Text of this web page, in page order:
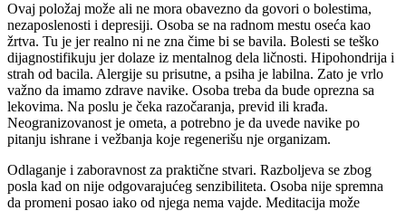
Ovaj položaj može ali ne mora obavezno da govori o bolestima,
nezaposlenosti i depresiji. Osoba se na radnom mestu oseća kao
žrtva. Tu je jer realno ni ne zna čime bi se bavila. Bolesti se teško
dijagnostifikuju jer dolaze iz mentalnog dela ličnosti. Hipohondrija i
strah od bacila. Alergije su prisutne, a psiha je labilna. Zato je vrlo
važno da imamo zdrave navike. Osoba treba da bude oprezna sa
lekovima. Na poslu je čeka razočaranja, previd ili krađa.
Neogranizovanost je ometa, a potrebno je da uvede navike po
pitanju ishrane i vežbanja koje regenerišu nje organizam.
Odlaganje i zaboravnost za praktične stvari. Razboljeva se zbog
posla kad on nije odgovarajućeg senzibiliteta. Osoba nije spremna
da promeni posao iako od njega nema vajde. Meditacija može